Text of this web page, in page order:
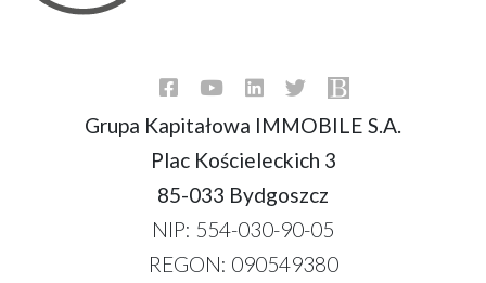
Grupa Kapitałowa IMMOBILE S.A.
Plac Kościeleckich 3
85-033 Bydgoszcz
NIP: 554-030-90-05
REGON: 090549380